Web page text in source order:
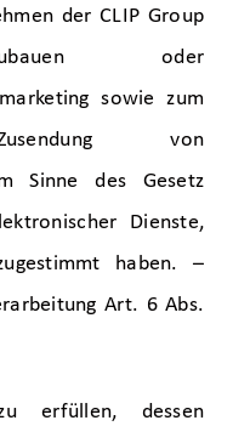
der CLIP Group
oder
sowie zum
von
Sinne des Gesetz
Dienste,
haben. –
Art. 6 Abs.
erfüllen, dessen